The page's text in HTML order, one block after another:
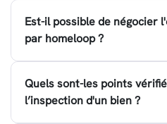
Est-il possible de négocier
par homeloop ?
Quels sont-les points
l’inspection d'un bien ?